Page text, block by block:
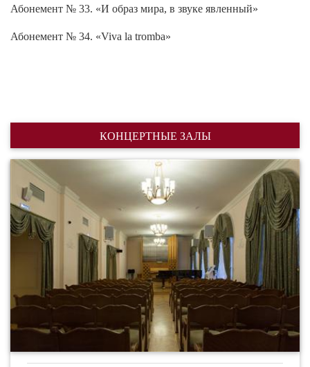
Абонемент № 33. «И образ мира, в звуке явленный»
Абонемент № 34. «Viva la tromba»
КОНЦЕРТНЫЕ ЗАЛЫ